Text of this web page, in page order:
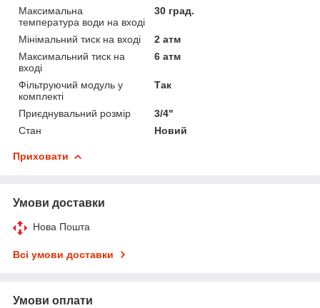
Максимальна
температура води на вході
30 град.
Мінімальний тиск на вході
2 атм
Максимальний тиск на
вході
6 атм
Фільтруючий модуль у
комплекті
Так
Приєднувальний розмір
3/4"
Стан
Новий
Приховати
Умови доставки
Нова Пошта
Всі умови доставки
Умови оплати